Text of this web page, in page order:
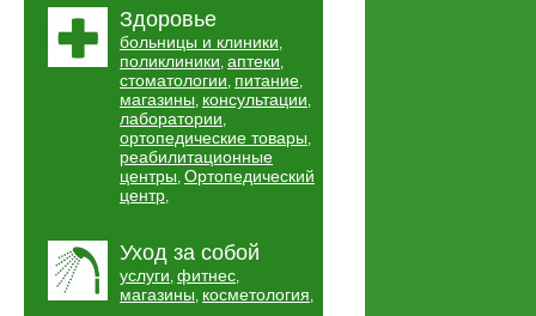
Здоровье
больницы и клиники,
поликлиники, аптеки,
стоматологии, питание,
магазины, консультации,
лаборатории,
ортопедические товары,
реабилитационные
центры, Ортопедический
центр,
Уход за собой
услуги, фитнес,
магазины, косметология,